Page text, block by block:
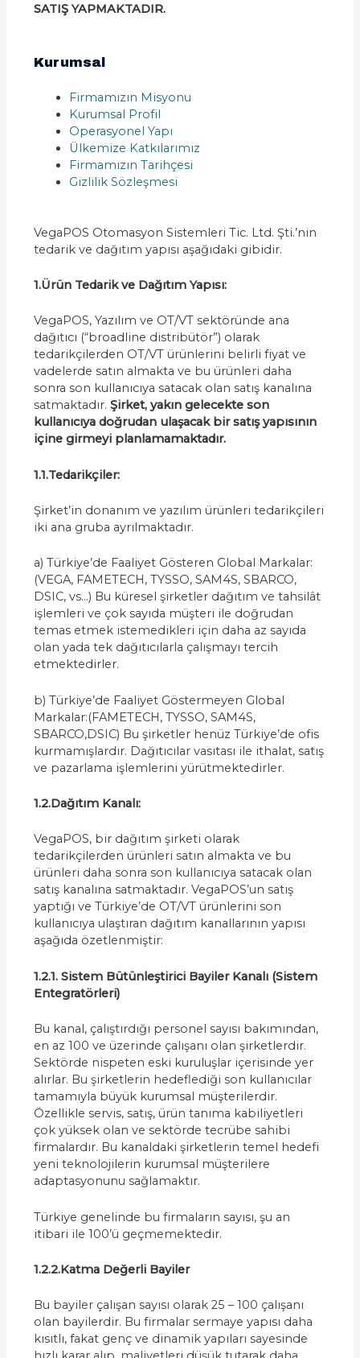
SATIŞ YAPMAKTADIR.
Kurumsal
Firmamızın Misyonu
Kurumsal Profil
Operasyonel Yapı
Ülkemize Katkılarımız
Firmamızın Tarihçesi
Gizlilik Sözleşmesi
VegaPOS Otomasyon Sistemleri Tic. Ltd. Şti.’nin
tedarik ve dağıtım yapısı aşağıdaki gibidir.
1.Ürün Tedarik ve Dağıtım Yapısı:
VegaPOS, Yazılım ve OT/VT sektöründe ana
dağıtıcı (“broadline distribütör”) olarak
tedarikçilerden OT/VT ürünlerini belirli fiyat ve
vadelerde satın almakta ve bu ürünleri daha
sonra son kullanıcıya satacak olan satış kanalına
satmaktadır.Şirket, yakın gelecekte son
kullanıcıya doğrudan ulaşacak bir satış yapısının
içine girmeyi planlamamaktadır.
1.1.Tedarikçiler:
Şirket’in donanım ve yazılım ürünleri tedarikçileri
iki ana gruba ayrılmaktadır.
a) Türkiye’de Faaliyet Gösteren Global Markalar:
(VEGA, FAMETECH, TYSSO, SAM4S, SBARCO,
DSIC, vs…) Bu küresel şirketler dağıtım ve tahsilât
işlemleri ve çok sayıda müşteri ile doğrudan
temas etmek istemedikleri için daha az sayıda
olan yada tek dağıtıcılarla çalışmayı tercih
etmektedirler.
b) Türkiye’de Faaliyet Göstermeyen Global
Markalar:(FAMETECH, TYSSO, SAM4S,
SBARCO,DSIC) Bu şirketler henüz Türkiye’de ofis
kurmamışlardır. Dağıtıcılar vasıtası ile ithalat, satış
ve pazarlama işlemlerini yürütmektedirler.
1.2.Dağıtım Kanalı:
VegaPOS, bir dağıtım şirketi olarak
tedarikçilerden ürünleri satın almakta ve bu
ürünleri daha sonra son kullanıcıya satacak olan
satış kanalına satmaktadır. VegaPOS’un satış
yaptığı ve Türkiye’de OT/VT ürünlerini son
kullanıcıya ulaştıran dağıtım kanallarının yapısı
aşağıda özetlenmiştir:
1.2.1. Sistem Bütünleştirici Bayiler Kanalı (Sistem
Entegratörleri)
Bu kanal, çalıştırdığı personel sayısı bakımından,
en az 100 ve üzerinde çalışanı olan şirketlerdir.
Sektörde nispeten eski kuruluşlar içerisinde yer
alırlar. Bu şirketlerin hedeflediği son kullanıcılar
tamamıyla büyük kurumsal müşterilerdir.
Özellikle servis, satış, ürün tanıma kabiliyetleri
çok yüksek olan ve sektörde tecrübe sahibi
firmalardır. Bu kanaldaki şirketlerin temel hedefi
yeni teknolojilerin kurumsal müşterilere
adaptasyonunu sağlamaktır.
Türkiye genelinde bu firmaların sayısı, şu an
itibari ile 100’ü geçmemektedir.
1.2.2.Katma Değerli Bayiler
Bu bayiler çalışan sayısı olarak 25 – 100 çalışanı
olan bayilerdir. Bu firmalar sermaye yapısı daha
kısıtlı, fakat genç ve dinamik yapıları sayesinde